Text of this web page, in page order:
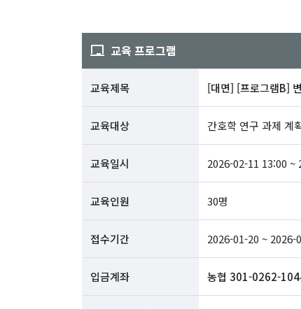
교육 프로그램
교육제목 [대면] [프로그램B]
교육대상 간호학 연구 과제 계
교육일시 2026-02-11 13:00 ~
교육인원 30명
접수기간 2026-01-20 ~ 2026-
입금계좌 농협 301-0262-